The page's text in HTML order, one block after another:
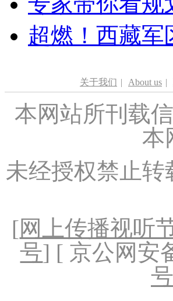
超燃！西藏军
关于我们 | About us |
本网站所刊载
本
未经授权禁止
[网上传播视听
号] [ 京公网安